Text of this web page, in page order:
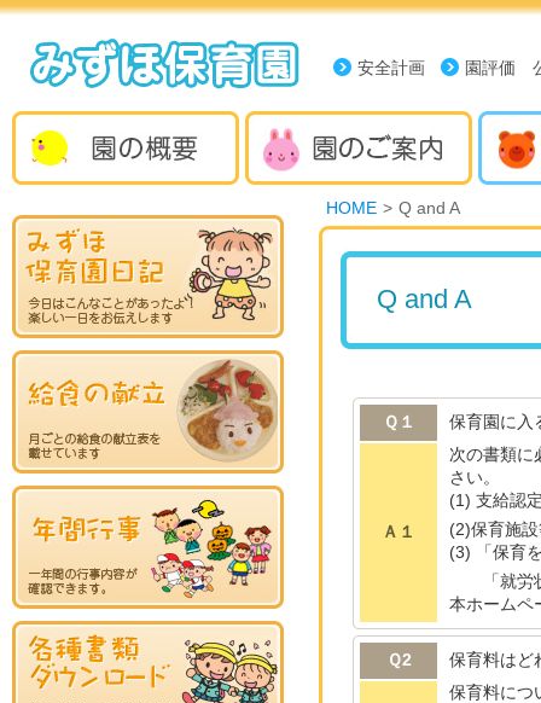
園評価
安全計画
HOME > Q and A
Q and A
Ｑ１ 保育園に入
Ａ１
次の書類に
さい。
(1) 支給認
(2)保育施
(3) 「保育
「就労状
本ホームペ
Ｑ2 保育料はど
保育料につ